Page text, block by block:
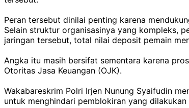
Peran tersebut dinilai penting karena
Selain struktur organisasinya yang kompleks,
jaringan tersebut, total nilai deposit pemain
Angka itu masih bersifat sementara karena
Otoritas Jasa Keuangan (OJK).
Wakabareskrim Polri Irjen Nunung Syaifudin
untuk menghindari pemblokiran yang